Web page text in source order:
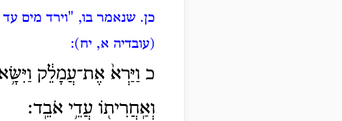
כן. שנאמר בו, "וירד מים
(עובדיה א, יח):
כ וַיַּרְא֙ אֶת־עֲמָלֵ֔ק
וְאַֽחֲרִית֖וֹ עֲדֵ֥י אֹבֵֽד׃